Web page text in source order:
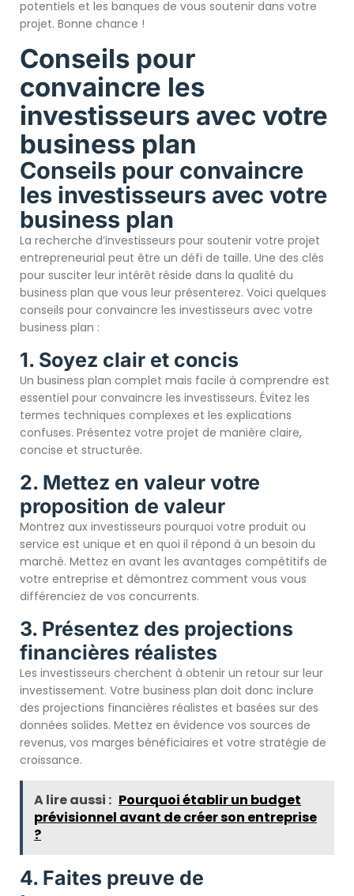
potentiels et les banques de vous soutenir dans votre
projet. Bonne chance !
Conseils pour
convaincre les
investisseurs avec votre
business plan
Conseils pour convaincre
les investisseurs avec votre
business plan
La recherche d’investisseurs pour soutenir votre projet
entrepreneurial peut être un défi de taille. Une des clés
pour susciter leur intérêt réside dans la qualité du
business plan que vous leur présenterez. Voici quelques
conseils pour convaincre les investisseurs avec votre
business plan :
1. Soyez clair et concis
Un business plan complet mais facile à comprendre est
essentiel pour convaincre les investisseurs. Évitez les
termes techniques complexes et les explications
confuses. Présentez votre projet de manière claire,
concise et structurée.
2. Mettez en valeur votre
proposition de valeur
Montrez aux investisseurs pourquoi votre produit ou
service est unique et en quoi il répond à un besoin du
marché. Mettez en avant les avantages compétitifs de
votre entreprise et démontrez comment vous vous
différenciez de vos concurrents.
3. Présentez des projections
financières réalistes
Les investisseurs cherchent à obtenir un retour sur leur
investissement. Votre business plan doit donc inclure
des projections financières réalistes et basées sur des
données solides. Mettez en évidence vos sources de
revenus, vos marges bénéficiaires et votre stratégie de
croissance.
A lire aussi : Pourquoi établir un budget
prévisionnel avant de créer son entreprise
?
4. Faites preuve de